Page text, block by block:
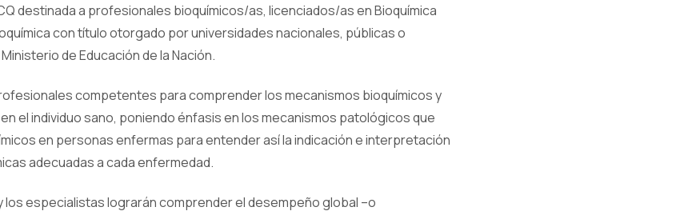
destinada a profesionales bioquímicos/as, licenciados/as en Bioquímica
con título otorgado por universidades nacionales, públicas o
de Educación de la Nación.
competentes para comprender los mecanismos bioquímicos y
el individuo sano, poniendo énfasis en los mecanismos patológicos que
en personas enfermas para entender así la indicación e interpretación
adecuadas a cada enfermedad.
los especialistas lograrán comprender el desempeño global –o